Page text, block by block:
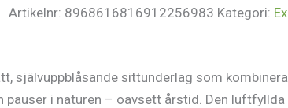
Artikelnr: 8968616816912256983 Kategori:
självuppblåsande sittunderlag som
i naturen – oavsett årstid. Den